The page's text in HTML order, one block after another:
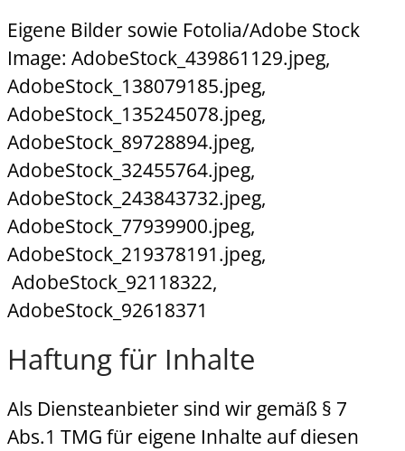
Eigene Bilder sowie Fotolia/Adobe Stock
Image: AdobeStock_439861129.jpeg,
AdobeStock_138079185.jpeg,
AdobeStock_135245078.jpeg,
AdobeStock_89728894.jpeg,
AdobeStock_32455764.jpeg,
AdobeStock_243843732.jpeg,
AdobeStock_77939900.jpeg,
AdobeStock_219378191.jpeg,
AdobeStock_92118322,
AdobeStock_92618371
Haftung für Inhalte
Als Diensteanbieter sind wir gemäß § 7
Abs.1 TMG für eigene Inhalte auf diesen